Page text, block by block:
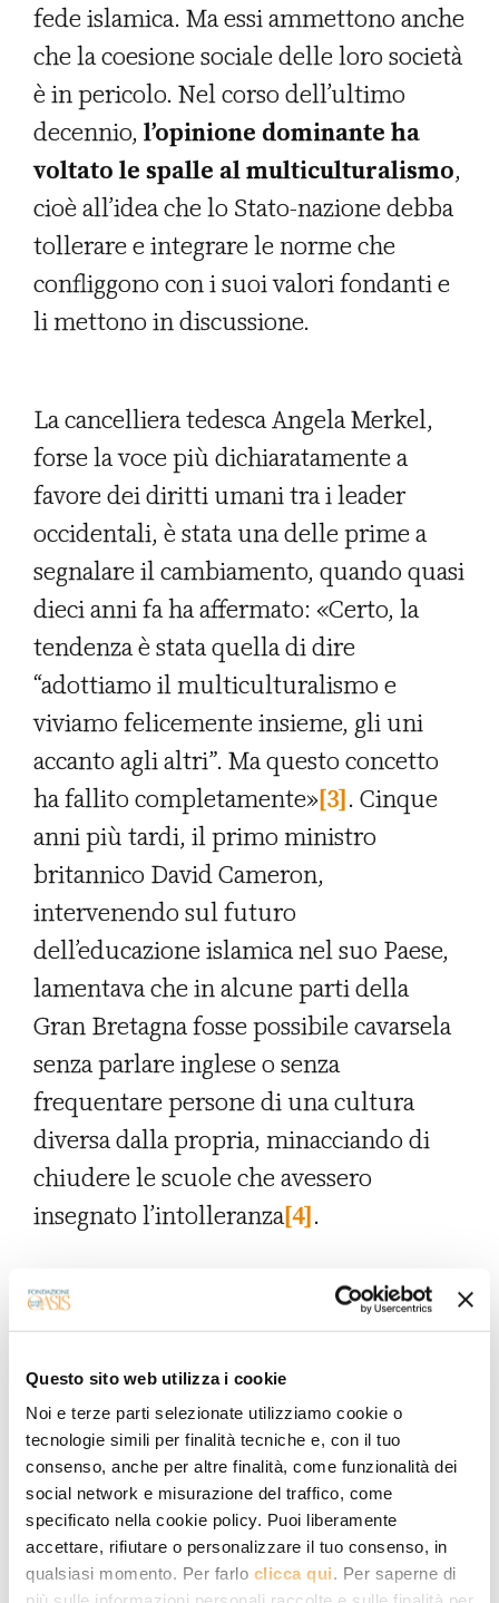
Questo sito web utilizza i cookie
Noi e terze parti selezionate utilizziamo cookie o
tecnologie simili per finalità tecniche e, con il tuo
consenso, anche per altre finalità, come funzionalità dei
social network e misurazione del traffico, come
specificato nella cookie policy. Puoi liberamente
accettare, rifiutare o personalizzare il tuo consenso, in
qualsiasi momento. Per farlo clicca qui. Per saperne di
fede islamica. Ma essi ammettono anche
che la coesione sociale delle loro società
è in pericolo. Nel corso dell’ultimo
decennio, l’opinione dominante ha
voltato le spalle al multiculturalismo,
cioè all’idea che lo Stato-nazione debba
tollerare e integrare le norme che
confliggono con i suoi valori fondanti e
li mettono in discussione.
La cancelliera tedesca Angela Merkel,
forse la voce più dichiaratamente a
favore dei diritti umani tra i leader
occidentali, è stata una delle prime a
segnalare il cambiamento, quando quasi
dieci anni fa ha affermato: «Certo, la
tendenza è stata quella di dire
“adottiamo il multiculturalismo e
viviamo felicemente insieme, gli uni
accanto agli altri”. Ma questo concetto
ha fallito completamente»[3]. Cinque
anni più tardi, il primo ministro
britannico David Cameron,
intervenendo sul futuro
dell’educazione islamica nel suo Paese,
lamentava che in alcune parti della
Gran Bretagna fosse possibile cavarsela
senza parlare inglese o senza
frequentare persone di una cultura
diversa dalla propria, minacciando di
chiudere le scuole che avessero
insegnato l’intolleranza[4].
La mentalità dominante
, in alcuni
altri,afferma che non si devono
tollerare società parallele, che i
predicatori che mettono in discussione
le norme costituzionali devono essere
arginati o addirittura banditi, e che si
dovrebbero moltiplicare gli sforzi per